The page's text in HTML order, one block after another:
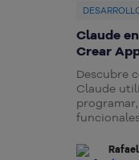
Claude
Crear
Descubre
Claude